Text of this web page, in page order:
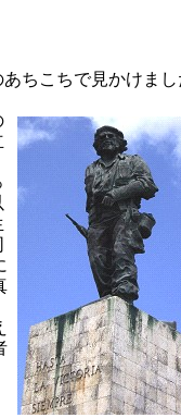
ちこちで見かけまし